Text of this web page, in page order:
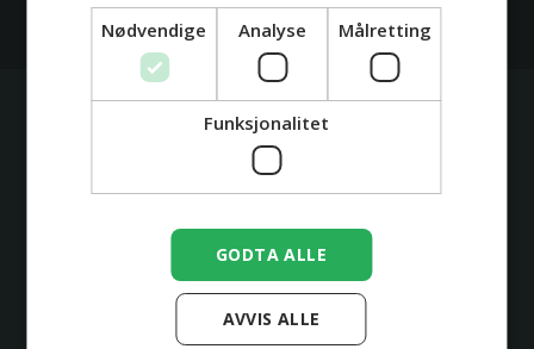
Relaterte artikler
Nødvendige Analyse Målretting
Funksjonalitet
GODTA ALLE
AVVIS ALLE